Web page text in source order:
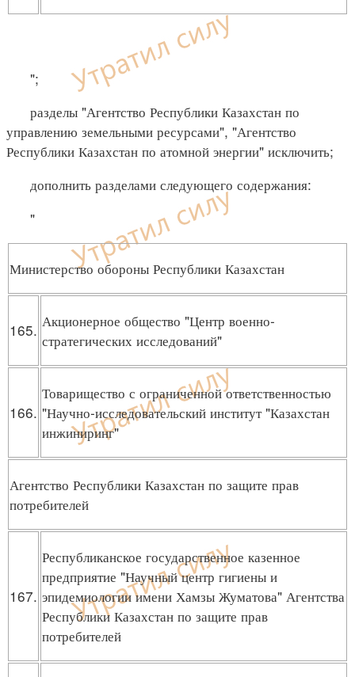
";
разделы "Агентство Республики Казахстан по
управлению земельными ресурсами", "Агентство
Республики Казахстан по атомной энергии" исключить;
дополнить разделами следующего содержания:
"
Министерство обороны Республики Казахстан
165. Акционерное общество "Центр военно-
стратегических исследований"
166.
Товарищество с ограниченной ответственностью
"Научно-исследовательский институт "Казахстан
инжиниринг"
Агентство Республики Казахстан по защите прав
потребителей
167.
Республиканское государственное казенное
предприятие "Научный центр гигиены и
эпидемиологии имени Хамзы Жуматова" Агентства
Республики Казахстан по защите прав
потребителей